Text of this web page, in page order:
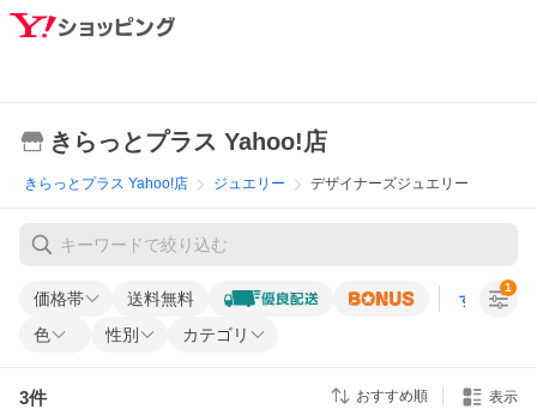
きらっとプラス Yahoo!店
きらっとプラス Yahoo!店 ジュエリー デザイナーズジュエリー
価格帯 送料無料 すべての条
色 性別 カテゴリ
1
3件 おすすめ順 表示